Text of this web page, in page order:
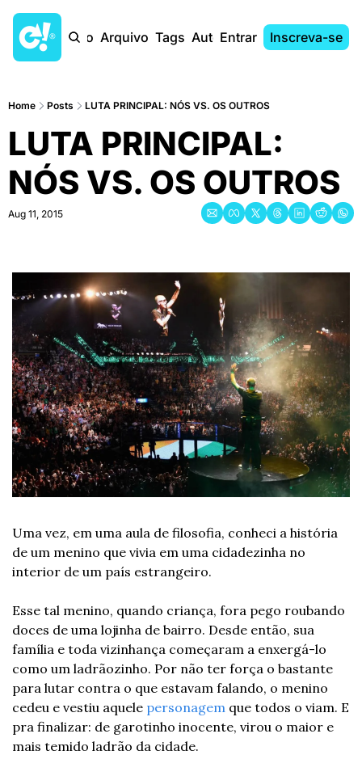
Início Arquivo Tags AutoresEntrar Inscreva-se
Home Posts LUTA PRINCIPAL: NÓS VS. OS OUTROS
LUTA PRINCIPAL:
NÓS VS. OS OUTROS
Aug 11, 2015
Uma vez, em uma aula de filosofia, conheci a história
de um menino que vivia em uma cidadezinha no
interior de um país estrangeiro.
Esse tal menino, quando criança, fora pego roubando
doces de uma lojinha de bairro. Desde então, sua
família e toda vizinhança começaram a enxergá-lo
como um ladrãozinho. Por não ter força o bastante
para lutar contra o que estavam falando, o menino
cedeu e vestiu aquele personagem que todos o viam. E
pra finalizar: de garotinho inocente, virou o maior e
mais temido ladrão da cidade.